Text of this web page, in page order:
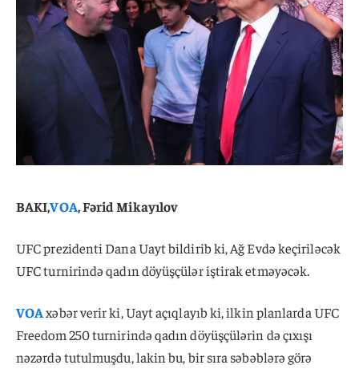
BAKI,VOA, Fərid Mikayılov
UFC prezidenti Dana Uayt bildirib ki, Ağ Evdə keçiriləcək
UFC turnirində qadın döyüşçülər iştirak etməyəcək.
VOAxəbər verir ki, Uayt açıqlayıb ki, ilkin planlarda UFC
Freedom 250 turnirində qadın döyüşçülərin də çıxışı
nəzərdə tutulmuşdu, lakin bu, bir sıra səbəblərə görə